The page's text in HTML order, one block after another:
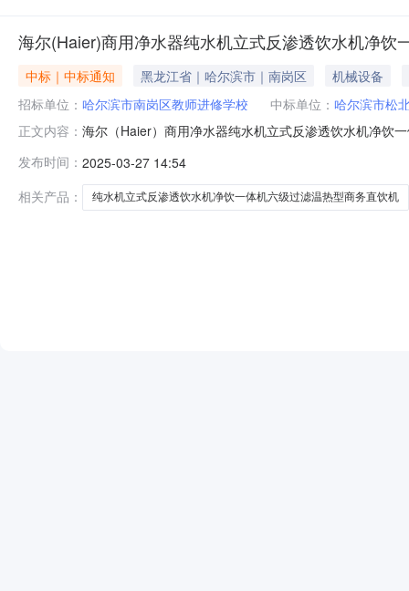
海尔(Haier)商用净水器纯水机立式反渗透饮水机净
中标｜中标通知 黑龙江省｜哈尔滨市｜南岗区
机械设备
招标单位： 哈尔滨市南岗区教师进修学校 中标单位： 哈尔滨市松
正文内容： 海尔（Haier）商用净水器纯水机立式反渗透饮水机净饮
发布时间： 2025-03-27 14:54
相关产品：
纯水机立式反渗透饮水机净饮一体机六级过滤温热型商务直饮机